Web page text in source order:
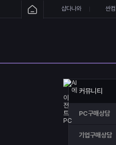
샵다나와 싼컴
커뮤니티
PC구매상담
기업구매상담